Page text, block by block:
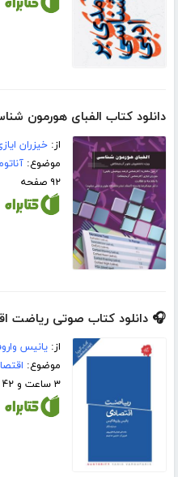
دانلود کتاب الفبای هورمون
از:خیزران
موضوع:
۹۲ صفحه
🎧 دانلود کتاب صوتی ریاضت
از:یانیس
موضوع:
۳ ساعت و ۴۲ دقیقه